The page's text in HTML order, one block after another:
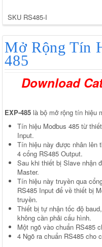
SKU RS485-I
Mở Rộng Tín
485
Download
EXP-485 là bộ mở rộng tín hiệu
Tín hiệu Modbus 485 từ
Input.
Tín hiệu này được nhân lên
4 cổng RS485 Output.
Sau khi thiết bị Slave nhận
Master.
Tín hiệu này truyền qua
RS485 Input để về thiết bị
truyền.
Thiết bị tự nhận tốc độ
không cần phải cấu hình.
Một ngõ vào chuẩn RS485
4 Ngõ ra chuẩn RS485 cho